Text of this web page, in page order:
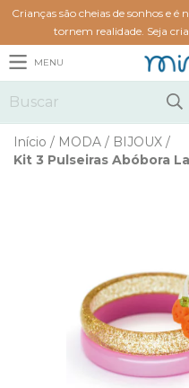
Crianças são cheias de sonhos e é
tornem realidade. Seja
MENU
Início / MODA / BIJOUX /
Kit 3 Pulseiras Abóbora